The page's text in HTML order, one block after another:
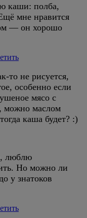
каши: полба,
мне нравится
— он хорошо
то не рисуется,
особенно если
мясо с
можно маслом
каша будет? :)
люблю
Но можно ли
у знатоков